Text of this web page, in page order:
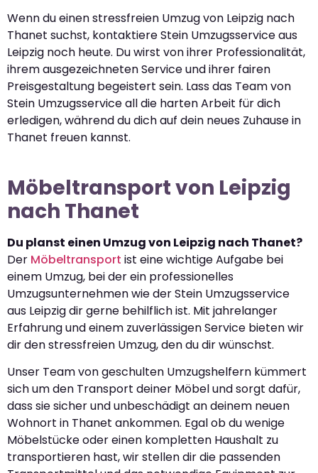
Wenn du einen stressfreien Umzug von Leipzig nach
Thanet suchst, kontaktiere Stein Umzugsservice aus
Leipzig noch heute. Du wirst von ihrer Professionalität,
ihrem ausgezeichneten Service und ihrer fairen
Preisgestaltung begeistert sein. Lass das Team von
Stein Umzugsservice all die harten Arbeit für dich
erledigen, während du dich auf dein neues Zuhause in
Thanet freuen kannst.
Möbeltransport von Leipzig
nach Thanet
Du planst einen Umzug von Leipzig nach Thanet?
Der Möbeltransport ist eine wichtige Aufgabe bei
einem Umzug, bei der ein professionelles
Umzugsunternehmen wie der Stein Umzugsservice
aus Leipzig dir gerne behilflich ist. Mit jahrelanger
Erfahrung und einem zuverlässigen Service bieten wir
dir den stressfreien Umzug, den du dir wünschst.
Unser Team von geschulten Umzugshelfern kümmert
sich um den Transport deiner Möbel und sorgt dafür,
dass sie sicher und unbeschädigt an deinem neuen
Wohnort in Thanet ankommen. Egal ob du wenige
Möbelstücke oder einen kompletten Haushalt zu
transportieren hast, wir stellen dir die passenden